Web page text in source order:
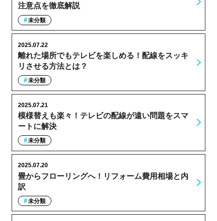
注意点を徹底解説
未分類
離れた場所でもテレビを楽しめる！配線をスッキ
リさせる方法とは？
2025.07.22
未分類
模様替えも楽々！テレビの配線が遠い問題をスマ
ートに解決
2025.07.21
未分類
畳からフローリングへ！リフォーム費用相場と内
訳
2025.07.20
未分類